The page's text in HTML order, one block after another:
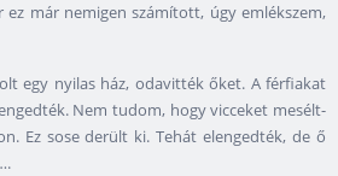
ez már nemigen számított, úgy emlékszem,
egy nyilas ház, odavitték őket. A férfiakat
Nem tudom, hogy vicceket mesélt-
Ez sose derült ki. Tehát elengedték, de ő